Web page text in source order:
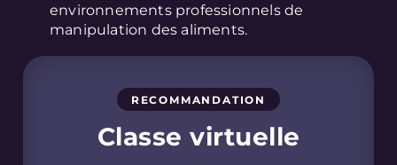
RECOMMANDATION
Classe virtuelle
environnements professionnels de
manipulation des aliments.